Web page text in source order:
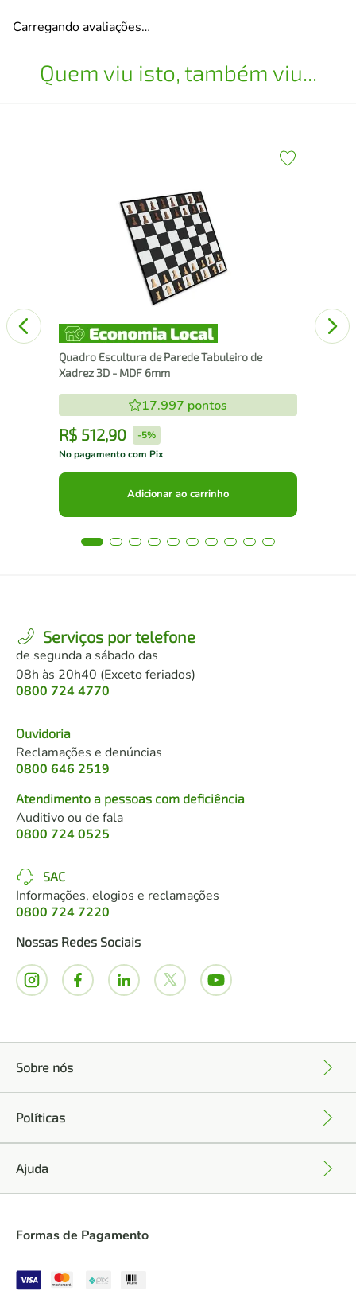
Carregando avaliações…
Quem viu isto, também viu...
Quadro Escultura de Parede Tabuleiro de
Xadrez 3D - MDF 6mm
17.997 pontos
R$ 512,90 -5%
No pagamento com Pix
Adicionar ao carrinho
Serviços por telefone
de segunda a sábado das
08h às 20h40 (Exceto feriados)
0800 724 4770
Ouvidoria
Reclamações e denúncias
0800 646 2519
Atendimento a pessoas com deficiência
Auditivo ou de fala
0800 724 0525
SAC
Informações, elogios e reclamações
0800 724 7220
Nossas Redes Sociais
Sobre nós
Políticas
Ajuda
Formas de Pagamento